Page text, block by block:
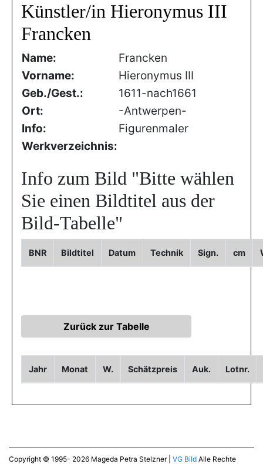
Künstler/in Hieronymus III
Francken
Name:
Francken
Vorname:
Hieronymus III
Geb./Gest.:
1611-nach1661
Ort:
-Antwerpen-
Info:
Figurenmaler
Werkverzeichnis:
Info zum Bild "Bitte wählen
Sie einen Bildtitel aus der
Bild-Tabelle"
BNR Bildtitel Datum Technik Sign. cm
Jahr Monat W. Schätzpreis Auk. Lotnr.
Copyright © 1995- 2026 Mageda Petra Stelzner | VG Bild Alle Rechte